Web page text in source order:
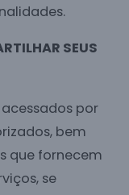
SEUS
acessados por
bem
que fornecem
se